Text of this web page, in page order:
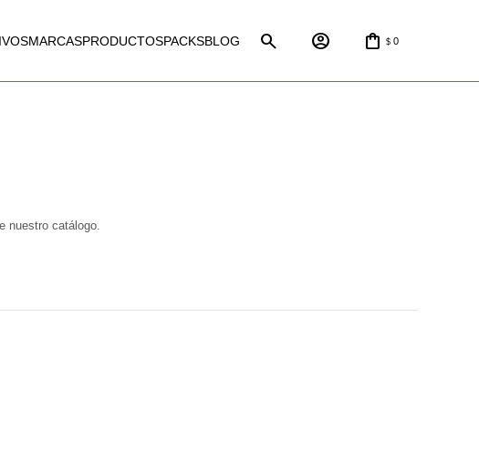
MARCASPRODUCTOSPACKSBLOG $ 0
nuestro catálogo.